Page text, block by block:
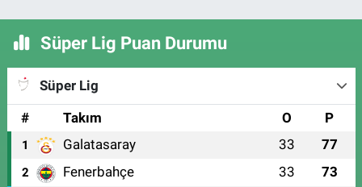
Süper Lig Puan Durumu
Süper Lig
#
Takım O P
1 Galatasaray 33 77
2 Fenerbahçe 33 73